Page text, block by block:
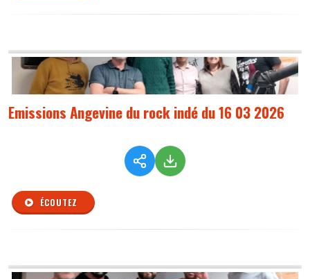
Emissions Angevine du rock indé du 16 03 2026
ÉCOUTEZ